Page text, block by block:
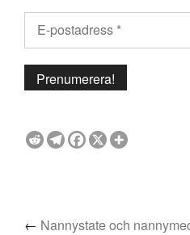
← Nannystate och